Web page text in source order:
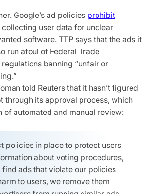
Google’s ad policies prohibit
collecting user data for unclear
software. TTP says that the ads it
run afoul of Federal Trade
banning “unfair or
told Reuters that it hasn’t figured
through its approval process, which
of automated and manual review:
policies in place to protect users
about voting procedures,
find ads that violate our policies
to users, we remove them